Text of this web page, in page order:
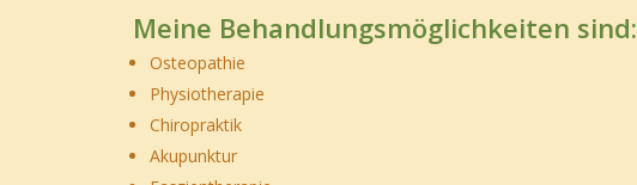
Meine Behandlungsmöglichkeiten sind:
Osteopathie
Physiotherapie
Chiropraktik
Akupunktur